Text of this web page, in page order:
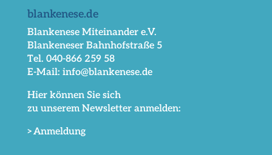
blankenese.de
Blankenese Miteinander e.V.
Blankeneser Bahnhofstraße 5
Tel. 040-866 259 58
E-Mail: info@blankenese.de
Hier können Sie sich
zu unserem Newsletter anmelden:
>Anmeldung